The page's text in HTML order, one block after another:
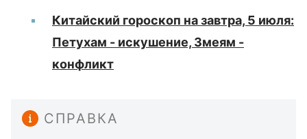
Китайский гороскоп на завтра, 5 июля:
Петухам - искушение, Змеям -
конфликт
СПРАВКА